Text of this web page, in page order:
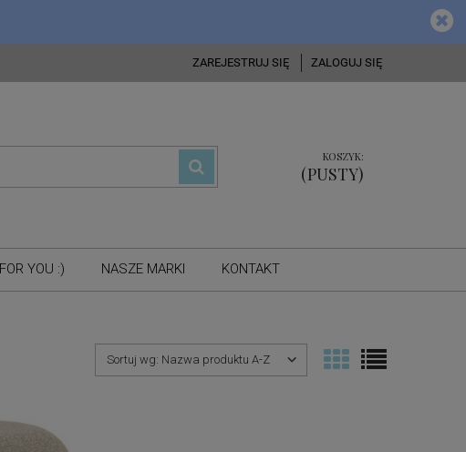
ZAREJESTRUJ SIĘ ZALOGUJ SIĘ
KOSZYK:
(PUSTY)
FOR YOU :) NASZE MARKI KONTAKT
Sortuj wg: Nazwa produktu A-Z